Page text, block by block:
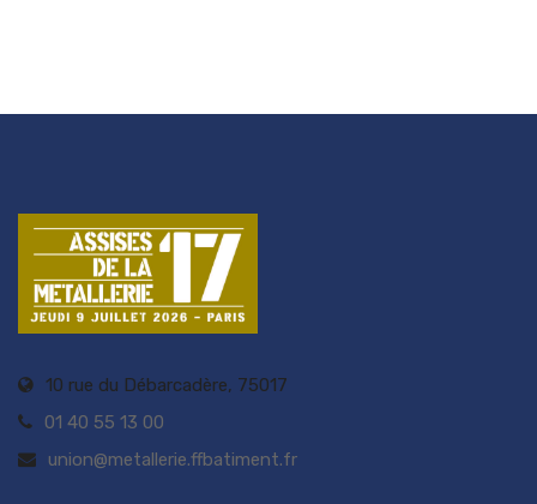
10 rue du Débarcadère, 75017
01 40 55 13 00
union@metallerie.ffbatiment.fr